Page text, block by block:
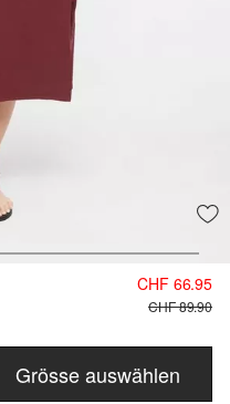
CHF 66.95
CHF 89.90
Grösse auswählen